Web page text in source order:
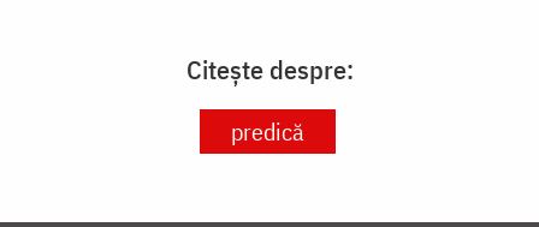
Citește despre:
predică